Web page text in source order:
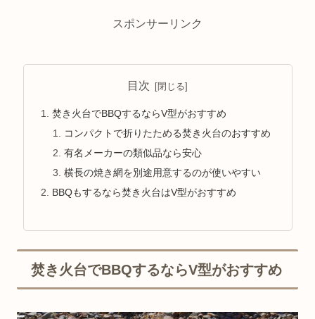
スポンサーリンク
目次
焚き火台でBBQするならV型がおすすめ
コンパクトで折りたためる焚き火台のおすすめ
有名メーカーの類似品なら安心
横長の焼き網を別途用意するのが使いやすい
BBQもするなら焚き火台はV型がおすすめ
焚き火台でBBQするならV型がおすすめ